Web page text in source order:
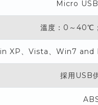
Micro
溫度：0～40℃
XP、Vista、Win7 and
採用USB